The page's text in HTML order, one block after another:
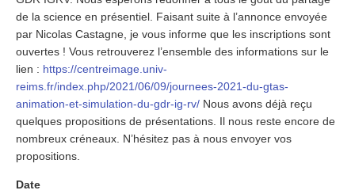
de la science en présentiel. Faisant suite à l’annonce envoyée
par Nicolas Castagne, je vous informe que les inscriptions sont
ouvertes ! Vous retrouverez l’ensemble des informations sur le
lien : https://centreimage.univ-
reims.fr/index.php/2021/06/09/journees-2021-du-gtas-
animation-et-simulation-du-gdr-ig-rv/ Nous avons déjà reçu
quelques propositions de présentations. Il nous reste encore de
nombreux créneaux. N’hésitez pas à nous envoyer vos
propositions.
Date